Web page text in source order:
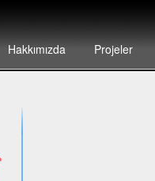
Hakkımızda Projeler